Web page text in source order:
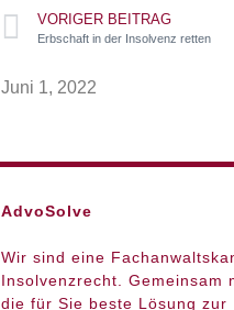
VORIGER BEITRAG
Erbschaft in der Insolvenz retten
Juni 1, 2022
AdvoSolve
Wir sind eine
Insolvenzrecht. Gemeinsam
die für Sie beste Lösung zur